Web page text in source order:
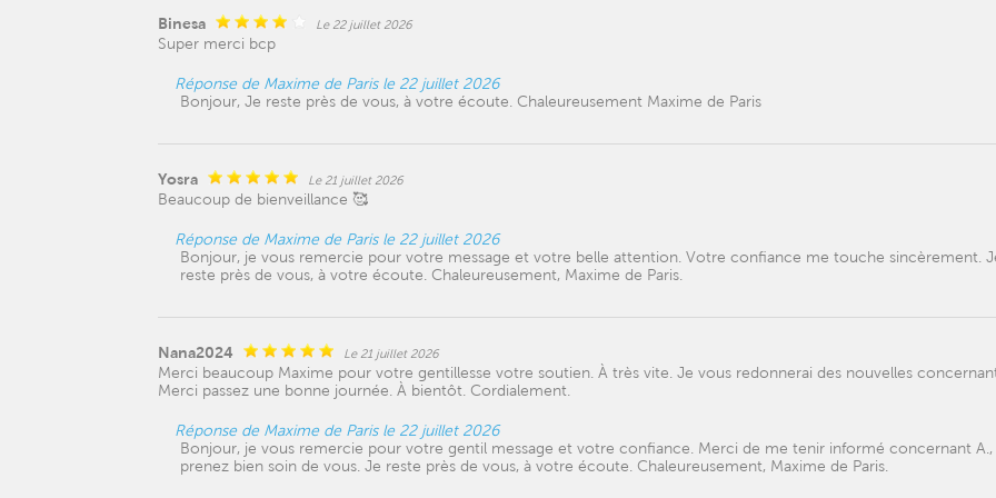
Binesa Le 22 juillet 2026
Super merci bcp
Réponse de Maxime de Paris le 22 juillet 2026
Bonjour, Je reste près de vous, à votre écoute. Chaleureusement Maxime de Paris
Yosra Le 21 juillet 2026
Beaucoup de bienveillance 🥰
Réponse de Maxime de Paris le 22 juillet 2026
Bonjour, je vous remercie pour votre message et votre belle attention. Votre confiance me touche sincèrement.
reste près de vous, à votre écoute. Chaleureusement, Maxime de Paris.
Nana2024 Le 21 juillet 2026
Merci beaucoup Maxime pour votre gentillesse votre soutien. À très vite. Je vous redonnerai des nouvelles
Merci passez une bonne journée. À bientôt. Cordialement.
Réponse de Maxime de Paris le 22 juillet 2026
Bonjour, je vous remercie pour votre gentil message et votre confiance. Merci de me tenir informé concernant A.,
prenez bien soin de vous. Je reste près de vous, à votre écoute. Chaleureusement, Maxime de Paris.